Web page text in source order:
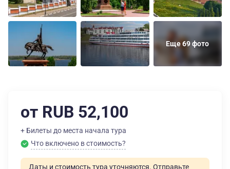
Еще 69 фото
от RUB 52,100
+ Билеты до места начала тура
Что включено в стоимость?
Даты и стоимость тура уточняются. Отправьте